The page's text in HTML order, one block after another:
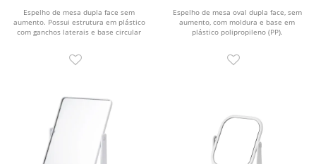
Espelho de mesa dupla face sem
aumento. Possui estrutura em plástico
com ganchos laterais e base circular
Espelho de mesa oval dupla face, sem
aumento, com moldura e base em
plástico polipropileno (PP).